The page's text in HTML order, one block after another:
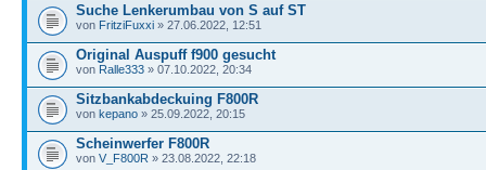
Suche Lenkerumbau von S auf ST
von FritziFuxxi » 27.06.2022, 12:51
Original Auspuff f900 gesucht
von Ralle333 » 07.10.2022, 20:34
Sitzbankabdeckuing F800R
von kepano » 25.09.2022, 20:15
Scheinwerfer F800R
von V_F800R » 23.08.2022, 22:18